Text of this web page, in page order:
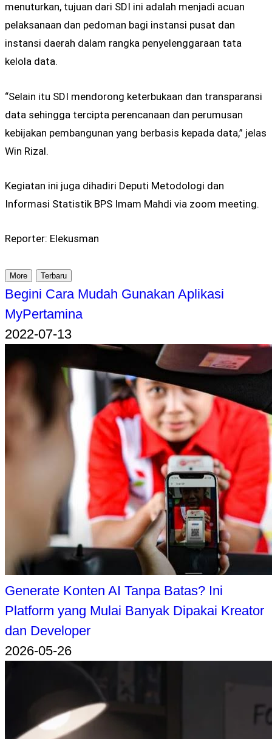
menuturkan, tujuan dari SDI ini adalah menjadi acuan
pelaksanaan dan pedoman bagi instansi pusat dan
instansi daerah dalam rangka penyelenggaraan tata
kelola data.
“Selain itu SDI mendorong keterbukaan dan transparansi
data sehingga tercipta perencanaan dan perumusan
kebijakan pembangunan yang berbasis kepada data,” jelas
Win Rizal.
Kegiatan ini juga dihadiri Deputi Metodologi dan
Informasi Statistik BPS Imam Mahdi via zoom meeting.
Reporter: Elekusman
More Terbaru
Begini Cara Mudah Gunakan Aplikasi
MyPertamina
2022-07-13
Generate Konten AI Tanpa Batas? Ini
Platform yang Mulai Banyak Dipakai Kreator
dan Developer
2026-05-26